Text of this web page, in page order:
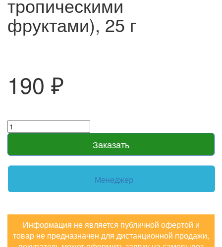
тропическими
фруктами), 25 г
190 ₽
Заказать
Менеджер
Информация не является публичной офертой и
товар не предназначен для дистанционной продажи,